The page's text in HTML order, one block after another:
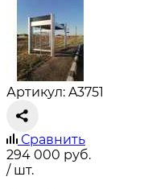
Артикул: A3751
Сравнить
294 000 руб.
/ шт.